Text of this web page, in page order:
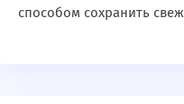
способом сохранить